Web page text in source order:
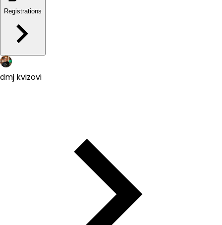
Registrations
dmj kvizovi